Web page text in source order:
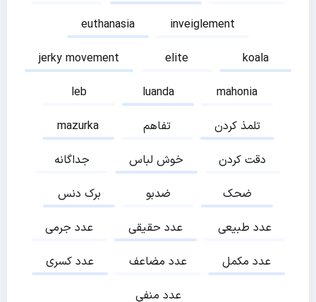
euthanasia
inveiglement
jerky movement
elite
koala
leb
luanda
mahonia
mazurka
تفاهم
تلمذ کردن
جداگانه
خوش لباس
دقت کردن
برک دنس
ضدبو
ضحک
عدد جرمی
عدد حقیقی
عدد طبیعی
عدد کسری
عدد مضاعف
عدد مکمل
عدد منفی